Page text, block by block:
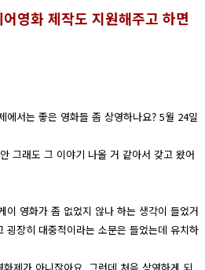
영화 제작도 지원해주고 하면
에서는 좋은 영화들 좀 상영하나요? 5월 24일
그래도 그 이야기 나올 거 같아서 갖고 왔어
이 영화가 좀 없었지 않나 하는 생각이 들었거
굉장히 대중적이라는 소문은 들었는데 유치하